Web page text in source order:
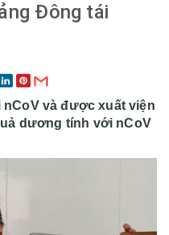
Đông tái
nCoV và được xuất viện
dương tính với nCoV